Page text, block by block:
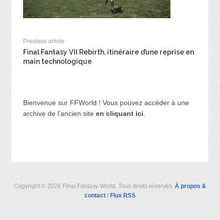
Previous article
Final Fantasy VII Rebirth, itinéraire d’une reprise en
main technologique
Bienvenue sur FFWorld ! Vous pouvez accéder à une
archive de l'ancien site en cliquant ici.
Copyright © 2026 Final Fantasy World. Tous droits réservés.À propos &
contact/Flux RSS